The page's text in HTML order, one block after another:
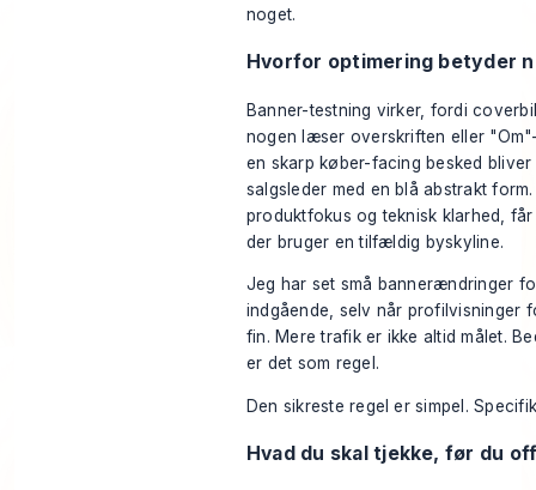
noget.
Hvorfor optimering betyder
Banner-testning virker, fordi
nogen læser overskriften eller
en skarp køber-facing besked
salgsleder med en blå abstrakt
produktfokus og teknisk klarhed,
der bruger en tilfældig byskyline.
Jeg har set små bannerændringer
indgående, selv når profilvisninger
fin. Mere trafik er ikke altid målet.
er det som regel.
Den sikreste regel er simpel.
Hvad du skal tjekke, før du